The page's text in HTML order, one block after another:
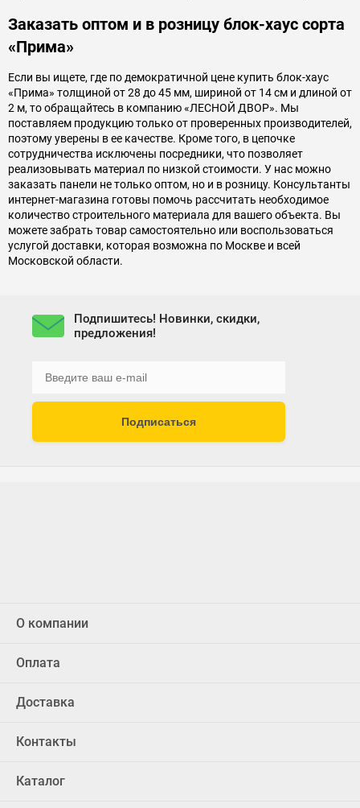
Заказать оптом и в розницу блок-хаус сорта
«Прима»
Если вы ищете, где по демократичной цене купить блок-хаус
«Прима» толщиной от 28 до 45 мм, шириной от 14 см и длиной от
2 м, то обращайтесь в компанию «ЛЕСНОЙ ДВОР». Мы
поставляем продукцию только от проверенных производителей,
поэтому уверены в ее качестве. Кроме того, в цепочке
сотрудничества исключены посредники, что позволяет
реализовывать материал по низкой стоимости. У нас можно
заказать панели не только оптом, но и в розницу. Консультанты
интернет-магазина готовы помочь рассчитать необходимое
количество строительного материала для вашего объекта. Вы
можете забрать товар самостоятельно или воспользоваться
услугой доставки, которая возможна по Москве и всей
Московской области.
Подпишитесь! Новинки, скидки,
предложения!
Подписаться
О компании
Оплата
Доставка
Контакты
Каталог